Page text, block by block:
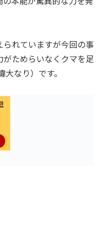
られていますが今回の事
ためらいなくクマを足
なり）です。